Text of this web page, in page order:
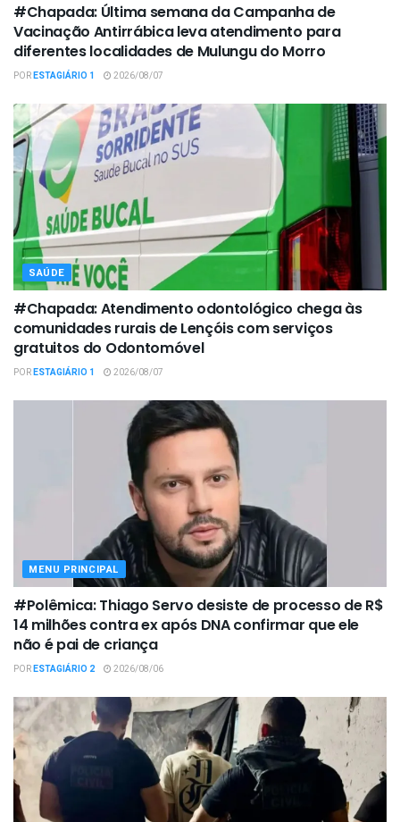
#Chapada: Última semana da Campanha de
Vacinação Antirrábica leva atendimento para
diferentes localidades de Mulungu do Morro
PORESTAGIÁRIO 1 2026/08/07
SAÚDE
#Chapada: Atendimento odontológico chega às
comunidades rurais de Lençóis com serviços
gratuitos do Odontomóvel
PORESTAGIÁRIO 1 2026/08/07
MENU PRINCIPAL
#Polêmica: Thiago Servo desiste de processo de R$
14 milhões contra ex após DNA confirmar que ele
não é pai de criança
PORESTAGIÁRIO 2 2026/08/06